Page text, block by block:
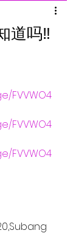
道吗‼️
FVVWO4
FVVWO4
FVVWO4